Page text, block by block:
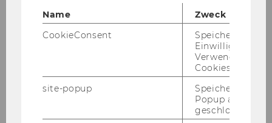
Doctoral Program in International
About DIBT
Name
Zweck
CookieConsent
Speichert Ihre
Einwilligung zur
Verwendung von
Cookies.
site-popup
Speichert ob ein
Popup
geschlossen